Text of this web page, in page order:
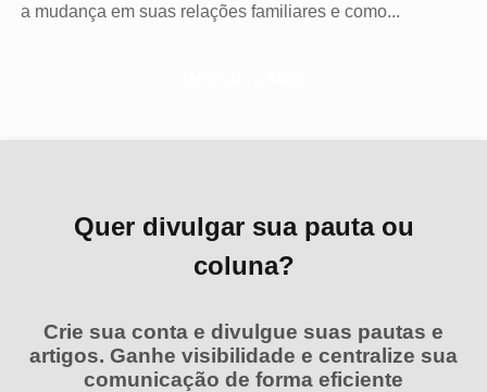
a mudança em suas relações familiares e como...
Quer divulgar sua pauta ou
coluna?
Crie sua conta e divulgue suas pautas e
artigos. Ganhe visibilidade e centralize sua
comunicação de forma eficiente